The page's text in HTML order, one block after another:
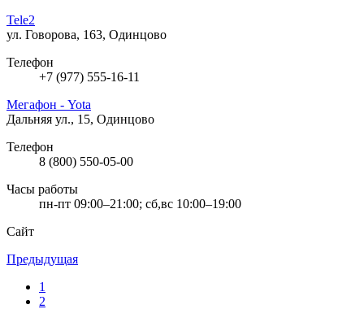
Tele2
ул. Говорова, 163, Одинцово
Телефон
+7 (977) 555-16-11
Мегафон - Yota
Дальняя ул., 15, Одинцово
Телефон
8 (800) 550-05-00
Часы работы
пн-пт 09:00–21:00; сб,вс 10:00–19:00
Сайт
Предыдущая
1
2